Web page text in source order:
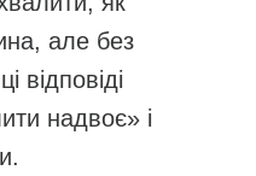
але без
відповіді
надвоє» і